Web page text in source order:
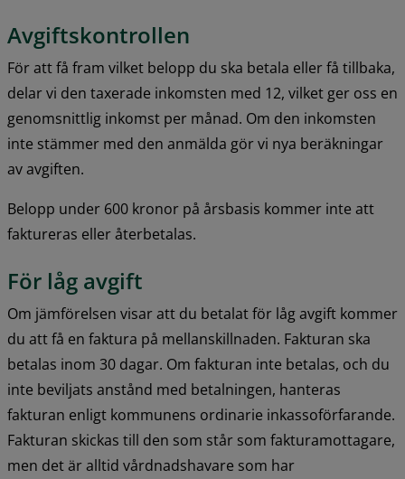
Avgiftskontrollen
För att få fram vilket belopp du ska betala eller få tillbaka,
delar vi den taxerade inkomsten med 12, vilket ger oss en
genomsnittlig inkomst per månad. Om den inkomsten
inte stämmer med den anmälda gör vi nya beräkningar
av avgiften.
Belopp under 600 kronor på årsbasis kommer inte att
faktureras eller återbetalas.
För låg avgift
Om jämförelsen visar att du betalat för låg avgift kommer
du att få en faktura på mellanskillnaden. Fakturan ska
betalas inom 30 dagar. Om fakturan inte betalas, och du
inte beviljats anstånd med betalningen, hanteras
fakturan enligt kommunens ordinarie inkassoförfarande.
Fakturan skickas till den som står som fakturamottagare,
men det är alltid vårdnadshavare som har